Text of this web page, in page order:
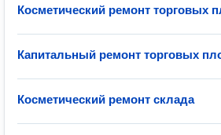
Косметический ремонт торговых
Капитальный ремонт торговых
Косметический ремонт склада